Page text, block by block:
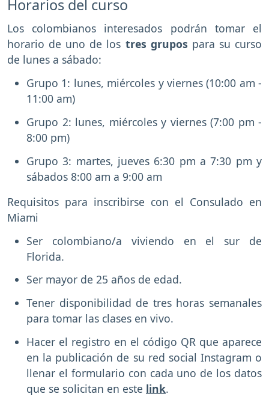
Horarios del curso
Los colombianos interesados podrán tomar el
horario de uno de los tres grupos para su curso
de lunes a sábado:
Grupo 1: lunes, miércoles y viernes (10:00 am -
11:00 am)
Grupo 2: lunes, miércoles y viernes (7:00 pm -
8:00 pm)
Grupo 3: martes, jueves 6:30 pm a 7:30 pm y
sábados 8:00 am a 9:00 am
Requisitos para inscribirse con el Consulado en
Miami
Ser colombiano/a viviendo en el sur de
Florida.
Ser mayor de 25 años de edad.
Tener disponibilidad de tres horas semanales
para tomar las clases en vivo.
Hacer el registro en el código QR que aparece
en la publicación de su red social Instagram o
llenar el formulario con cada uno de los datos
que se solicitan en este link.